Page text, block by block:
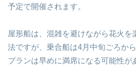
予定で開催されます。
屋形船は、混雑を避けながら花火を
法ですが、乗合船は4月中旬ごろか
プランは早めに満席になる可能性が